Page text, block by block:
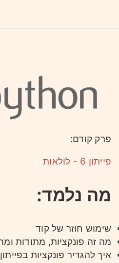
פרק קודם:
פייתון 6 - לולאות
מה נלמד:
שימוש חוזר של קוד
מה זה פונקציות, מתודות
איך להגדיר פונקציות בפייתון